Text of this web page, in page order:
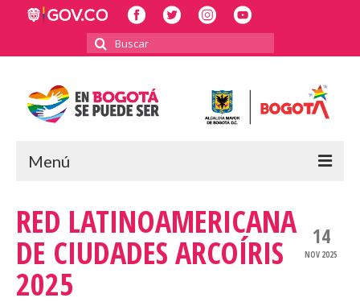
Buscar
por:
Menú
RECTORÍA
14
NOV 2025
RED LATINOAMERICANA
DE CIUDADES ARCOÍRIS
2025